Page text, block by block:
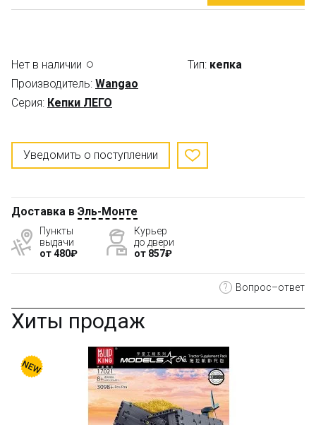
Нет в наличии
Производитель: Wangao
Серия: Кепки ЛЕГО
Тип: кепка
Уведомить о поступлении
Доставка в Эль-Монте
Пункты
выдачи
от 480₽
Курьер
до двери
от 857₽
? Вопрос–ответ
Хиты продаж